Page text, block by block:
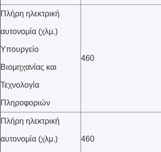
Πλήρη ηλεκτρική
αυτονομία (χλμ.)
Υπουργείο
Βιομηχανίας και
Τεχνολογία
Πληροφοριών
460
Πλήρη ηλεκτρική
αυτονομία (χλμ.) 460